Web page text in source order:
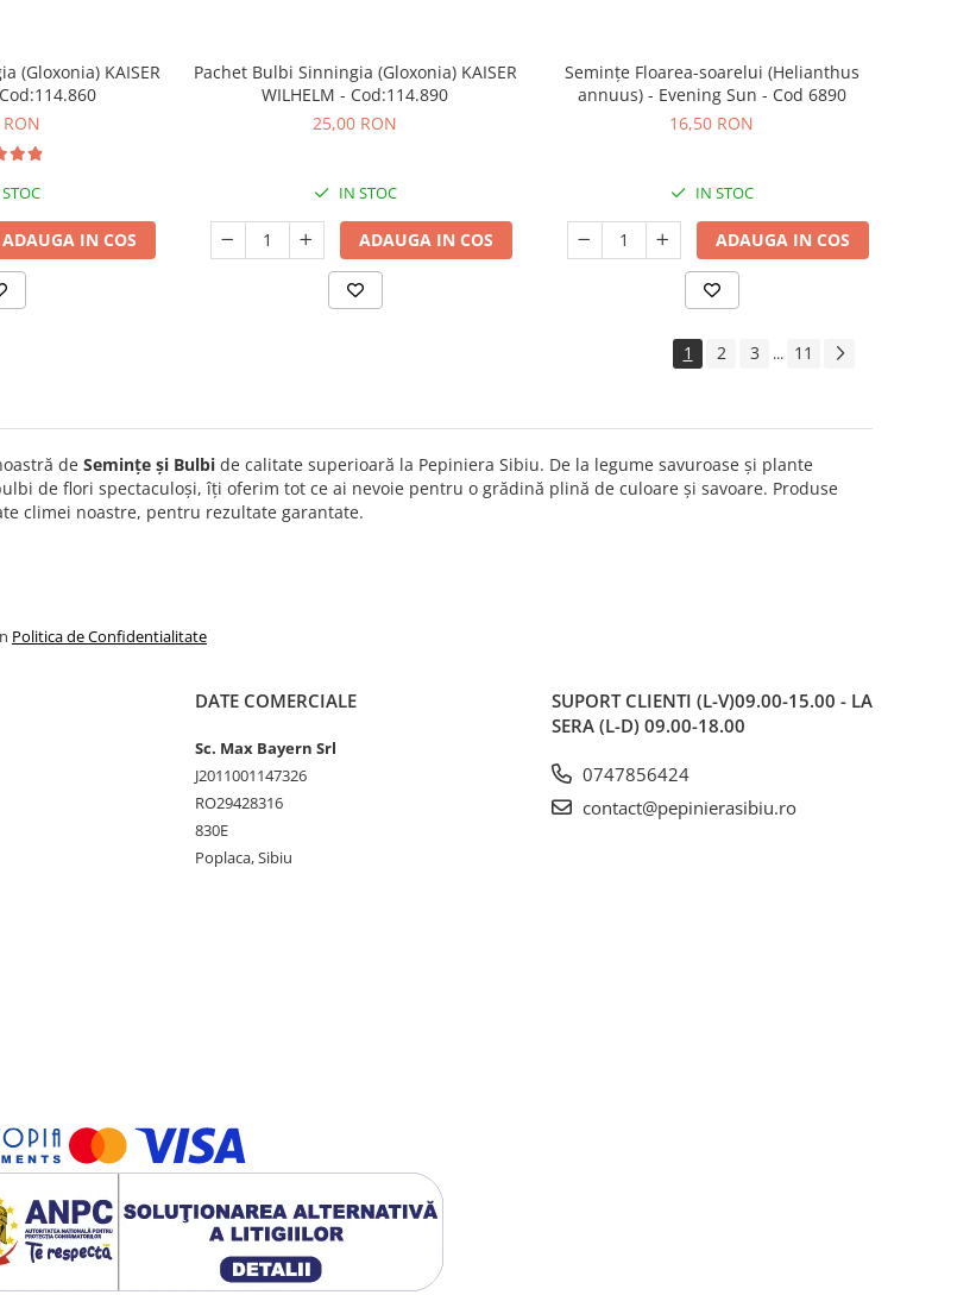
(Gloxonia) KAISER
ADAUGA IN COS
Pachet Bulbi Sinningia (Gloxonia) KAISER
WILHELM - Cod:114.890
25,00 RON
IN STOC
ADAUGA IN COS
Semințe Floarea-soarelui (Helianthus
annuus) - Evening Sun - Cod 6890
16,50 RON
IN STOC
ADAUGA IN COS
1 2 3 ... 11
de Semințe și Bulbi de calitate superioară la Pepiniera Sibiu. De la legume savuroase și plante
de flori spectaculoși, îți oferim tot ce ai nevoie pentru o grădină plină de culoare și savoare. Produse
climei noastre, pentru rezultate garantate.
Politica de Confidentialitate
DATE COMERCIALE
Sc. Max Bayern Srl
J2011001147326
RO29428316
830E
Poplaca, Sibiu
SUPORT CLIENTI (L-V)09.00-15.00 - LA
SERA (L-D) 09.00-18.00
0747856424
contact@pepinierasibiu.ro